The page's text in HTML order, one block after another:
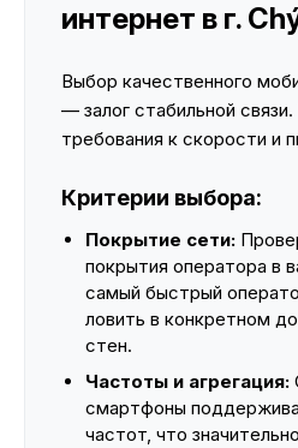
интернет в г.
Выбор качественного
— залог стабильной
требования к скорости и
Критерии выбора:
Покрытие сети:
покрытия оператора в
самый быстрый
ловить в конкретном
стен.
Частоты и агрегация:
смартфоны
частот, что